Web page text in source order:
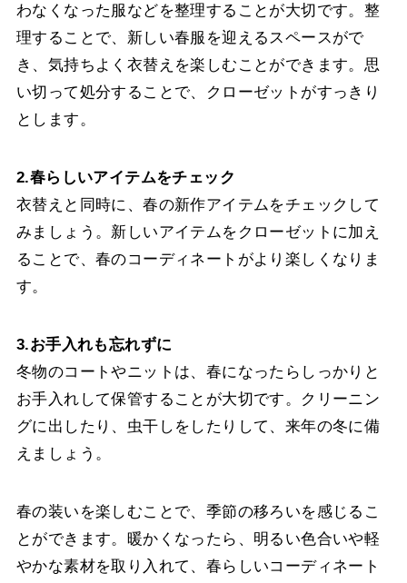
わなくなった服などを整理することが大切です。整
理することで、新しい春服を迎えるスペースがで
き、気持ちよく衣替えを楽しむことができます。思
い切って処分することで、クローゼットがすっきり
とします。
2.春らしいアイテムをチェック
衣替えと同時に、春の新作アイテムをチェックして
みましょう。新しいアイテムをクローゼットに加え
ることで、春のコーディネートがより楽しくなりま
す。
3.お手入れも忘れずに
冬物のコートやニットは、春になったらしっかりと
お手入れして保管することが大切です。クリーニン
グに出したり、虫干しをしたりして、来年の冬に備
えましょう。
春の装いを楽しむことで、季節の移ろいを感じるこ
とができます。暖かくなったら、明るい色合いや軽
やかな素材を取り入れて、春らしいコーディネート